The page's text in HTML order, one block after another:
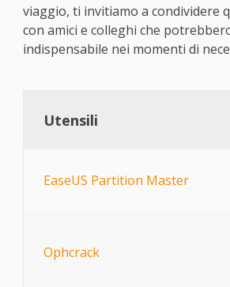
viaggio, ti invitiamo a condividere
con amici e colleghi che
indispensabile nei momenti di
Utensili
EaseUS Partition Master
Ophcrack